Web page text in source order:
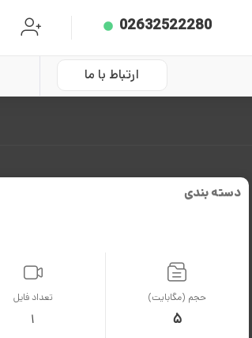
02632522280
ارتباط با ما
دسته بندی
حجم (مگابایت)
5
تعداد فایل
1